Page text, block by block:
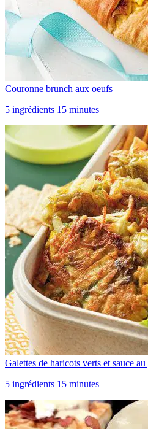
Couronne brunch aux oeufs
5 ingrédients 15 minutes
Galettes de haricots verts et sauce
5 ingrédients 15 minutes